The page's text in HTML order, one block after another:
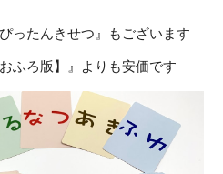
ぴったんきせつ』 もございます
ふろ版】』よりも安価です